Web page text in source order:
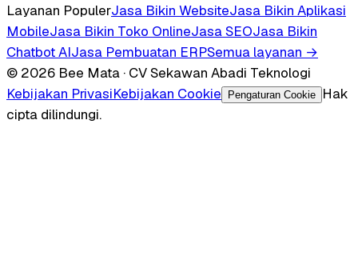
Layanan PopulerJasa Bikin WebsiteJasa Bikin Aplikasi
MobileJasa Bikin Toko OnlineJasa SEOJasa Bikin
Chatbot AIJasa Pembuatan ERPSemua layanan →
© 2026 Bee Mata · CV Sekawan Abadi Teknologi
Kebijakan PrivasiKebijakan Cookie Pengaturan Cookie
Hak
cipta dilindungi.